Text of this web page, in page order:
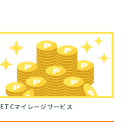
ETCマイレージサービス